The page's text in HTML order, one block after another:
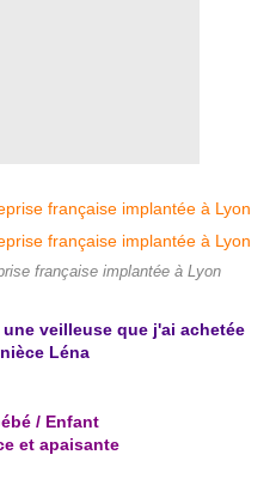
française implantée à Lyon
veilleuse que j'ai achetée
Léna
/ Enfant
et apaisante